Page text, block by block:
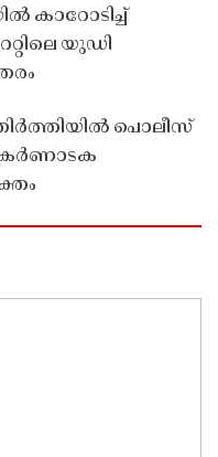
കാറോടിച്ച്
യുഡി
പൊലീസ്